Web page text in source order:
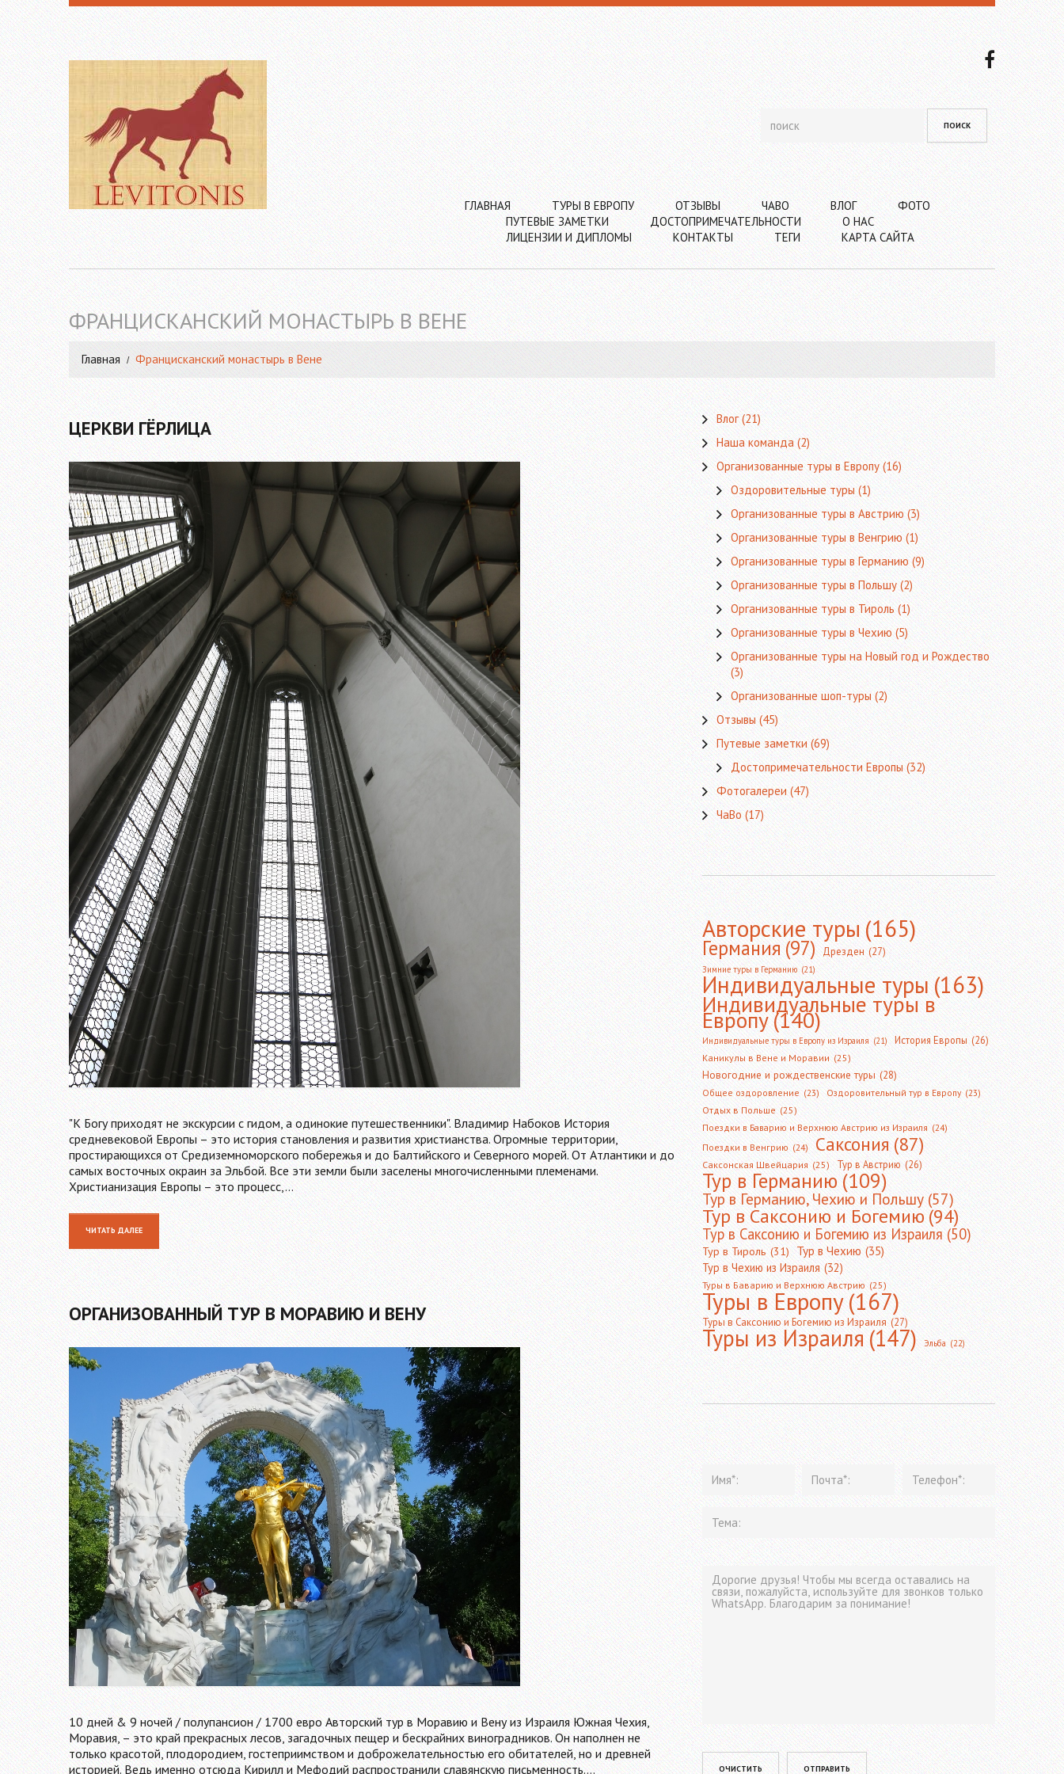
ГЛАВНАЯ ТУРЫ В ЕВРОПУ ОТЗЫВЫ ЧАВО ВЛОГ
ФОТО
ПУТЕВЫЕ ЗАМЕТКИ
ДОСТОПРИМЕЧАТЕЛЬНОСТИ
О НАС
ЛИЦЕНЗИИ И ДИПЛОМЫ
КОНТАКТЫ ТЕГИ КАРТА САЙТА
ФРАНЦИСКАНСКИЙ МОНАСТЫРЬ В ВЕНЕ
Главная Францисканский монастырь в Вене
ЦЕРКВИ ГЁРЛИЦА
"К Богу приходят не экскурсии с гидом, а одинокие путешественники". Владимир Набоков История
средневековой Европы – это история становления и развития христианства. Огромные территории,
простирающихся от Средиземноморского побережья и до Балтийского и Северного морей. От Атлантики и до
самых восточных окраин за Эльбой. Все эти земли были заселены многочисленными племенами.
Христианизация Европы – это процесс,…
ЧИТАТЬ ДАЛЕЕ
ОРГАНИЗОВАННЫЙ ТУР В МОРАВИЮ И ВЕНУ
10 дней & 9 ночей / полупансион / 1700 евро Авторский тур в Моравию и Вену из Израиля Южная Чехия,
Моравия, – это край прекрасных лесов, загадочных пещер и бескрайних виноградников. Он наполнен не
только красотой, плодородием, гостеприимством и доброжелательностью его обитателей, но и древней
историей. Ведь именно отсюда Кирилл и Мефодий распространили славянскую письменность.…
Влог(21)
Наша команда(2)
Организованные туры в Европу(16)
Оздоровительные туры(1)
Организованные туры в Австрию(3)
Организованные туры в Венгрию(1)
Организованные туры в Германию(9)
Организованные туры в Польшу(2)
Организованные туры в Тироль(1)
Организованные туры в Чехию(5)
Организованные туры на Новый год и Рождество
(3)
Организованные шоп-туры(2)
Отзывы(45)
Путевые заметки(69)
Достопримечательности Европы(32)
Фотогалереи(47)
ЧаВо(17)
Авторские туры(165)
Германия(97) Дрезден (27)
Зимние туры в Германию (21)
Индивидуальные туры(163)
Индивидуальные туры в
Европу(140)
Индивидуальные туры в Европу из Израиля (21) История Европы (26)
Каникулы в Вене и Моравии (25)
Новогодние и рождественские туры (28)
Общее оздоровление (23) Оздоровительный тур в Европу (23)
Отдых в Польше (25)
Поездки в Баварию и Верхнюю Австрию из Израиля (24)
Поездки в Венгрию (24) Саксония (87)
Саксонская Швейцария (25) Тур в Австрию (26)
Тур в Германию(109)
Тур в Германию, Чехию и Польшу (57)
Тур в Саксонию и Богемию(94)
Тур в Саксонию и Богемию из Израиля (50)
Тур в Тироль (31) Тур в Чехию (35)
Тур в Чехию из Израиля (32)
Туры в Баварию и Верхнюю Австрию (25)
Туры в Европу(167)
Туры в Саксонию и Богемию из Израиля (27)
Туры из Израиля(147) Эльба (22)
Please leave this field empty.